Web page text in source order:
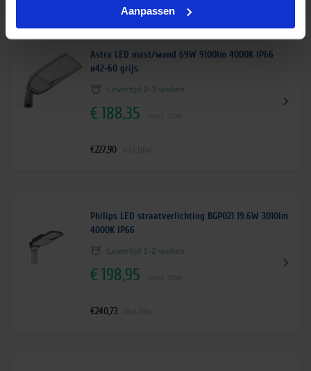
Aanpassen
Astra LED mast/wand 69W 9100lm 4000K IP66
ø42-60 grijs
Levertijd 2-3 weken
€188,35
€227,90
Philips LED straatverlichting BGP021 19.6W 3010lm
4000K IP66
Levertijd 1-2 weken
€198,95
€240,73